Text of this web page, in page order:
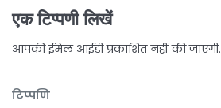
एक टिप्पणी लिखें
आपकी ईमेल आईडी प्रकाशित नहीं की जाएगी.